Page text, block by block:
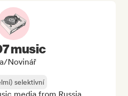
music
novinář
selektivní